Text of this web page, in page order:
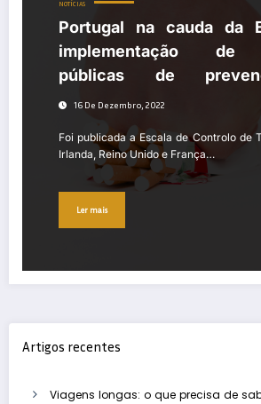
NOTÍCIAS
Portugal na cauda da
implementação de
públicas de
tabagismo
16 De Dezembro, 2022
Foi publicada a Escala de Controlo de
Irlanda, Reino Unido e França…
Ler mais
Artigos recentes
Viagens longas: o que precisa de